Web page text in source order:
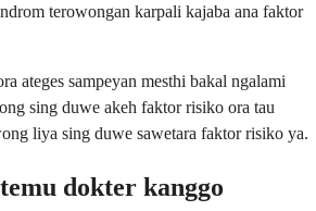
terowongan karpali kajaba ana faktor
ateges sampeyan mesthi bakal ngalami
sing duwe akeh faktor risiko ora tau
liya sing duwe sawetara faktor risiko ya.
dokter kanggo